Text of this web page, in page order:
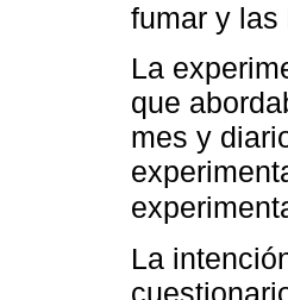
fumar y
La
que
mes y
La